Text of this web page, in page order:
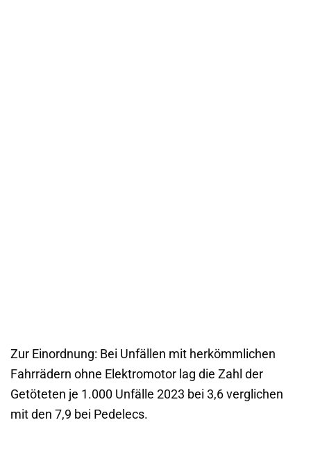
Zur Einordnung: Bei Unfällen mit herkömmlichen
Fahrrädern ohne Elektromotor lag die Zahl der
Getöteten je 1.000 Unfälle 2023 bei 3,6 verglichen
mit den 7,9 bei Pedelecs.